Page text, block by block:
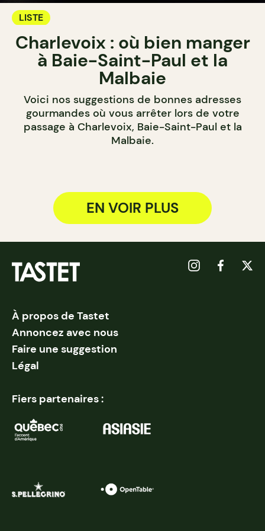
LISTE
Charlevoix : où bien manger
à Baie-Saint-Paul et la
Malbaie
Voici nos suggestions de bonnes adresses
gourmandes où vous arrêter lors de votre
passage à Charlevoix, Baie-Saint-Paul et la
Malbaie.
EN VOIR PLUS
À propos de Tastet
Annoncez avec nous
Faire une suggestion
Légal
Fiers partenaires :